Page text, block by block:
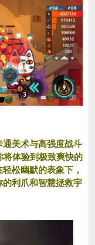
通美术与高强度战斗
将体验到极致爽快的
松幽默的表象下，
的利爪和智慧拯救宇